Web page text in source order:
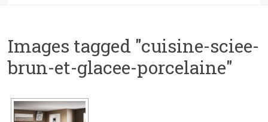
Images tagged "cuisine-sciee-
brun-et-glacee-porcelaine"